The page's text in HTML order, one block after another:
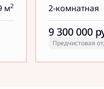
м2 2-комнатная
9 300 000
Предчистовая